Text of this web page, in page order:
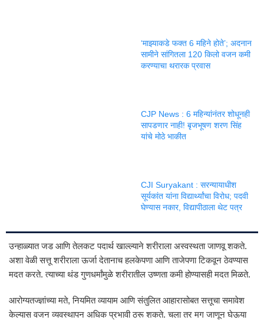
‘माझ्याकडे फक्त 6 महिने होते’; अदनान
सामीने सांगितला 120 किलो वजन कमी
करण्याचा थरारक प्रवास
CJP News : 6 महिन्यांनंतर शोधूनही
सापडणार नाही! बृजभूषण शरण सिंह
यांचे मोठे भाकीत
CJI Suryakant : सरन्यायाधीश
सूर्यकांत यांना विद्यार्थ्यांचा विरोध; पदवी
घेण्यास नकार, विद्यापीठाला थेट पत्र
उन्हाळ्यात जड आणि तेलकट पदार्थ खाल्ल्याने शरीराला अस्वस्थता जाणवू शकते.
अशा वेळी सत्तू शरीराला ऊर्जा देतानाच हलकेपणा आणि ताजेपणा टिकवून ठेवण्यास
मदत करते. त्याच्या थंड गुणधर्मांमुळे शरीरातील उष्णता कमी होण्यासही मदत मिळते.
आरोग्यतज्ज्ञांच्या मते, नियमित व्यायाम आणि संतुलित आहारासोबत सत्तूचा समावेश
केल्यास वजन व्यवस्थापन अधिक प्रभावी ठरू शकते. चला तर मग जाणून घेऊया